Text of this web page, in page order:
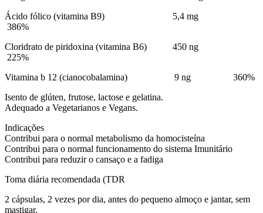
Ácido fólico (vitamina B9) 5,4 mg
386%
Cloridrato de piridoxina (vitamina B6) 450 ng
225%
Vitamina b 12 (cianocobalamina) 9 ng 360%
Isento de glúten, frutose, lactose e gelatina.
Adequado a Vegetarianos e Vegans.
Indicações
Contribui para o normal metabolismo da homocisteína
Contribui para o normal funcionamento do sistema Imunitário
Contribui para reduzir o cansaço e a fadiga
Toma diária recomendada (TDR
2 cápsulas, 2 vezes por dia, antes do pequeno almoço e jantar, sem
mastigar.